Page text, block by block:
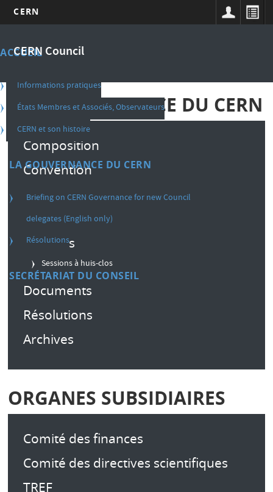
contenu
CERN
CERN Council
Main
french
ACCUEIL
Informations pratiques
États Membres et Associés, Observateurs
CERN et son histoire
LA GOUVERNANCE DU CERN
Briefing on CERN Governance for new Council
delegates (English only)
Résolutions
SECRÉTARIAT DU CONSEIL
LA GOUVERNANCE DU CERN
Composition
Convention
Règlement intérieur
Décisions
Sessions
Sessions à huis-clos
Documents
Résolutions
Archives
ORGANES SUBSIDIAIRES
Comité des finances
Comité des directives scientifiques
TREF